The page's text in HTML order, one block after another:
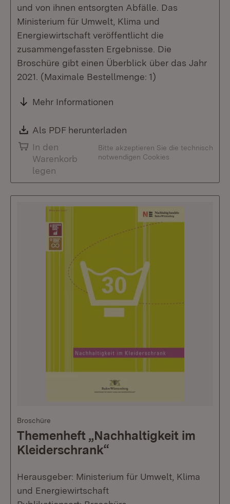
und von ihnen entsorgten Abfälle. Das
Ministerium für Umwelt, Klima und
Energiewirtschaft veröffentlicht die
zusammengefassten Ergebnisse. Die
Broschüre gibt einen Überblick über das Jahr
2021. (Maximale Bestellmenge: 1)
Mehr Informationen
Download:
Als PDF herunterladen
In den
Warenkorb
legen
Bitte akzeptieren Sie die technisch
notwendigen Cookies
Broschüre
Themenheft „Nachhaltigkeit im
Kleiderschrank“
Herausgeber: Ministerium für Umwelt, Klima
und Energiewirtschaft